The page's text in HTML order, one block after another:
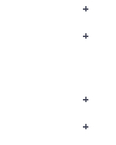
+
+
+
+